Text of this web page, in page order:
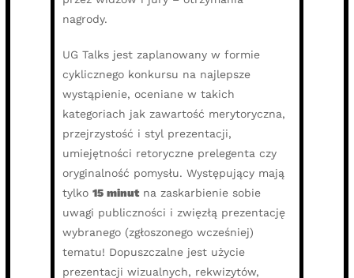
nagrody.
UG Talks jest zaplanowany w formie
cyklicznego konkursu na najlepsze
wystąpienie, oceniane w takich
kategoriach jak zawartość merytoryczna,
przejrzystość i styl prezentacji,
umiejętności retoryczne prelegenta czy
oryginalność pomysłu. Występujący mają
tylko 15 minut na zaskarbienie sobie
uwagi publiczności i zwięzłą prezentację
wybranego (zgłoszonego wcześniej)
tematu! Dopuszczalne jest użycie
prezentacji wizualnych, rekwizytów,